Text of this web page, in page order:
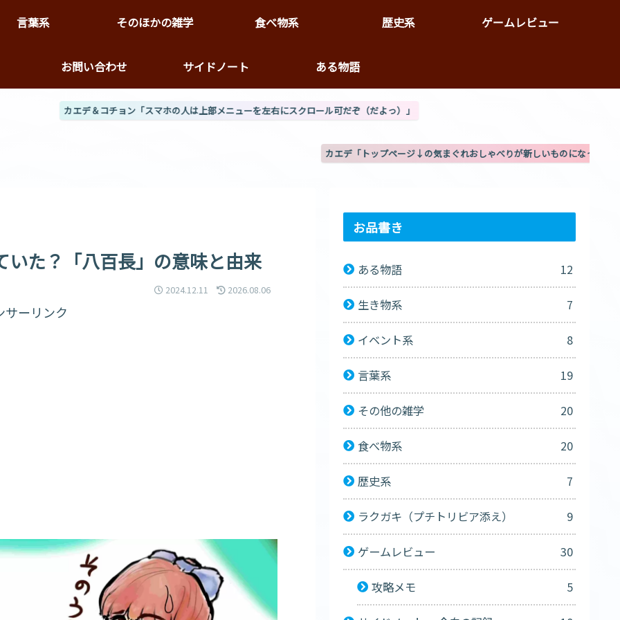
言葉系 そのほかの雑学 食べ物系 歴史系 ゲームレビュー
お問い合わせ サイドノート ある物語
「スマホの人は上部メニューを左右にスクロール可だぞ（だよっ）」
カエデ「トップページ↓の気まぐれおしゃべりが新しいものになったぞ」(8/3更新)
た？「八百長」の意味と由来
2024.12.11 2026.08.06
サーリンク
お品書き
ある物語 12
生き物系 7
イベント系 8
言葉系 19
その他の雑学 20
食べ物系 20
歴史系 7
ラクガキ（プチトリビア添え） 9
ゲームレビュー 30
攻略メモ 5